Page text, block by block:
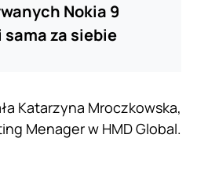
Nokia 9
za siebie
Katarzyna Mroczkowska,
Menager w HMD Global.